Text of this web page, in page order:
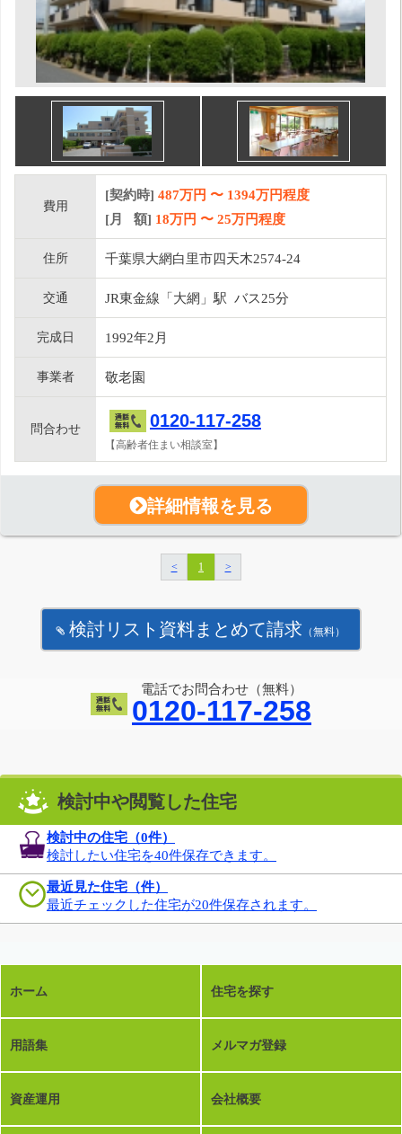
費用
[契約時] 487万円 〜 1394万円程度
[月 額] 18万円 〜 25万円程度
住所 千葉県大網白里市四天木2574-24
交通 JR東金線「大網」駅 バス25分
完成日 1992年2月
事業者 敬老園
問合わせ 0120-117-258
【高齢者住まい相談室】
詳細情報を見る
< 1 >
検討リスト資料まとめて請求 （無料）
電話でお問合わせ（無料）
0120-117-258
検討中や閲覧した住宅
検討中の住宅（0件）
検討したい住宅を40件保存できます。
最近見た住宅（件）
最近チェックした住宅が20件保存されます。
ホーム 住宅を探す
用語集 メルマガ登録
資産運用 会社概要